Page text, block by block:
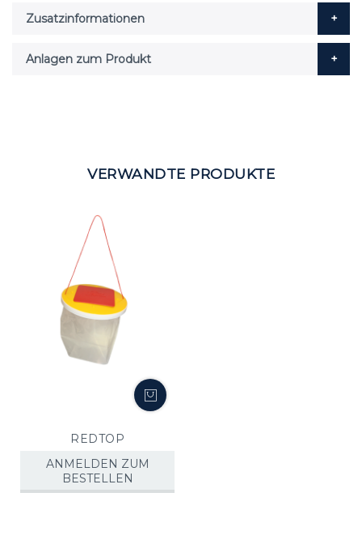
Zusatzinformationen
Anlagen zum Produkt
VERWANDTE PRODUKTE
REDTOP
ANMELDEN ZUM
BESTELLEN